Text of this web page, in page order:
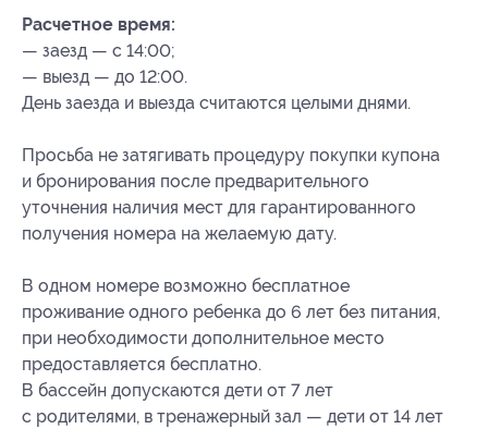
Расчетное время:
— заезд — с 14:00;
— выезд — до 12:00.
День заезда и выезда считаются целыми днями.
Просьба не затягивать процедуру покупки купона
и бронирования после предварительного
уточнения наличия мест для гарантированного
получения номера на желаемую дату.
В одном номере возможно бесплатное
проживание одного ребенка до 6 лет без питания,
при необходимости дополнительное место
предоставляется бесплатно.
В бассейн допускаются дети от 7 лет
с родителями, в тренажерный зал — дети от 14 лет